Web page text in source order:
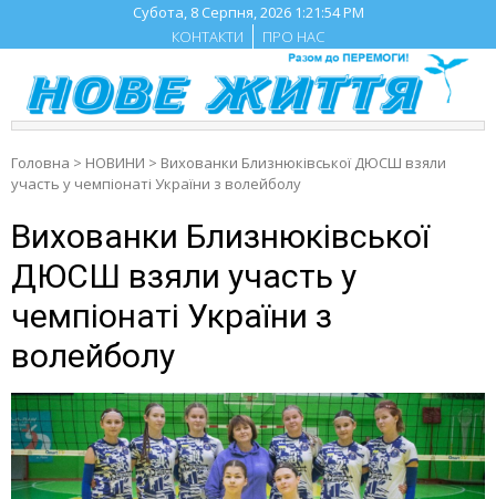
content
Субота, 8 Серпня, 2026 1:21:55 PM
КОНТАКТИ
ПРО НАС
Головна > НОВИНИ > Вихованки Близнюківської ДЮСШ взяли
участь у чемпіонаті України з волейболу
Вихованки Близнюківської
ДЮСШ взяли участь у
чемпіонаті України з
волейболу